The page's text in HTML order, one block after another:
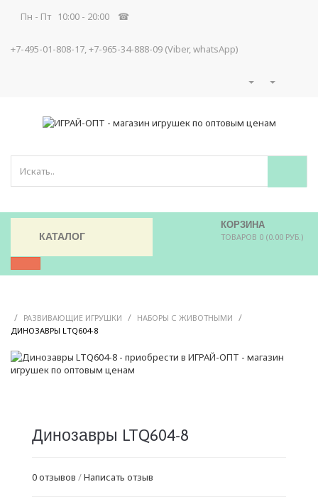
Пн - Пт 10:00 - 20:00 ☎
+7-495-01-808-17, +7-965-34-888-09 (Viber, whatsApp)
КОРЗИНА
ТОВАРОВ 0 (0.00 РУБ.)
КАТАЛОГ
/ РАЗВИВАЮЩИЕ ИГРУШКИ / НАБОРЫ С ЖИВОТНЫМИ /
ДИНОЗАВРЫ LTQ604-8
Динозавры LTQ604-8
0 отзывов /Написать отзыв